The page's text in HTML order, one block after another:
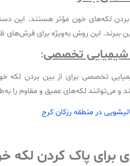
لکه‌های خون مؤثر هستند. این
بین ببرند. این روش به‌ویژه برای
شیمیایی تخصصی:
تخصصی برای از بین بردن لکه
لکه‌های عمیق و مقاوم را
در منطقه رزکان کرج
برای پاک کردن